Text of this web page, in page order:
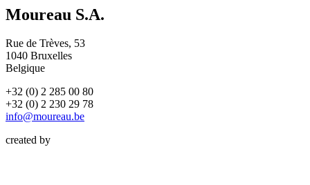
Moureau S.A.
Rue de Trèves, 53
1040 Bruxelles
Belgique
+32 (0) 2 285 00 80
+32 (0) 2 230 29 78
info@moureau.be
created by